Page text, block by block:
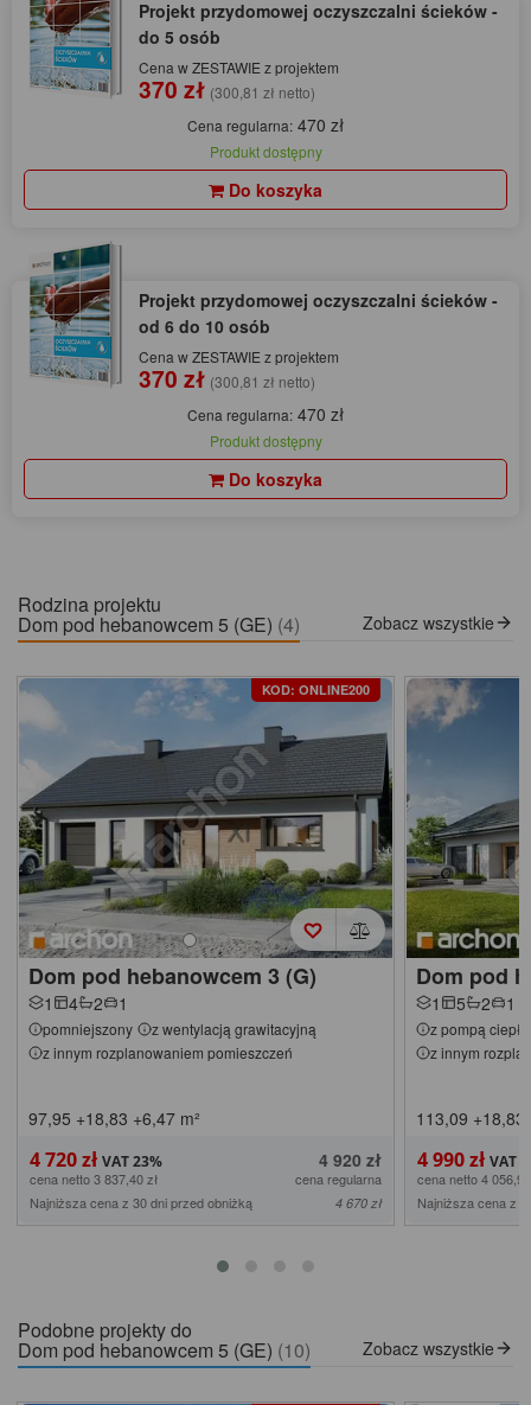
Projekt przydomowej oczyszczalni ścieków -
do 5 osób
Cena w ZESTAWIE z projektem
370 zł (300,81 zł netto)
Cena regularna: 470 zł
Produkt dostępny
Do koszyka
Projekt przydomowej oczyszczalni ścieków -
od 6 do 10 osób
Cena w ZESTAWIE z projektem
370 zł (300,81 zł netto)
Cena regularna: 470 zł
Produkt dostępny
Do koszyka
Rodzina projektu
Dom pod hebanowcem 5 (GE) (4) Zobacz wszystkie
KOD: ONLINE200
Dom pod hebanowcem 3 (G)
1 4 2 1
pomniejszony
z wentylacją grawitacyjną
z innym rozplanowaniem pomieszczeń
97,95 +18,83 +6,47 m²
4 720 zł 4 920 zł
cena netto 3 837,40 zł
cena regularna
Najniższa cena z 30 dni przed obniżką
4 670 zł
Dom pod
1 5 2 1
z pompą ciepła
z innym
113,09 +18,83
4 990 zł
cena netto 4
Najniższa cena z
Podobne projekty do
Dom pod hebanowcem 5 (GE) (10) Zobacz wszystkie